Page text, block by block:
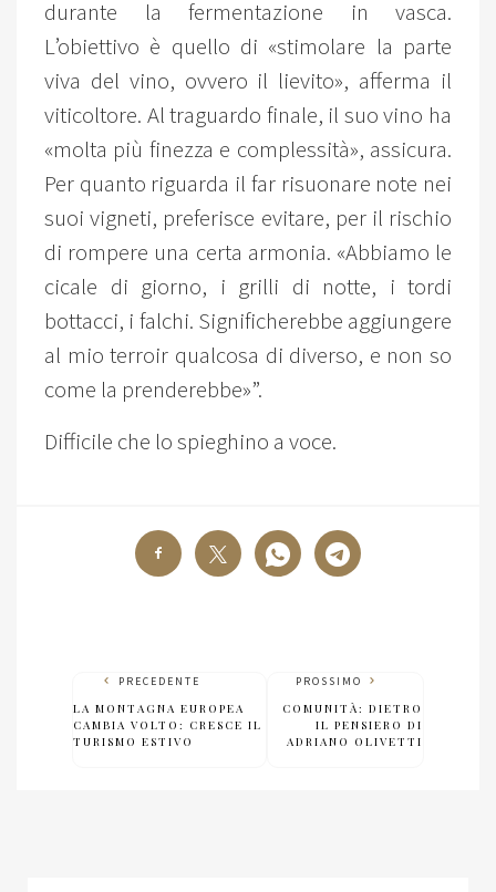
durante la fermentazione in vasca.
L’obiettivo è quello di «stimolare la parte
viva del vino, ovvero il lievito», afferma il
viticoltore. Al traguardo finale, il suo vino ha
«molta più finezza e complessità», assicura.
Per quanto riguarda il far risuonare note nei
suoi vigneti, preferisce evitare, per il rischio
di rompere una certa armonia. «Abbiamo le
cicale di giorno, i grilli di notte, i tordi
bottacci, i falchi. Significherebbe aggiungere
al mio terroir qualcosa di diverso, e non so
come la prenderebbe»”.
Difficile che lo spieghino a voce.
PRECEDENTE
LA MONTAGNA EUROPEA
CAMBIA VOLTO: CRESCE IL
TURISMO ESTIVO
PROSSIMO
COMUNITÀ: DIETRO
IL PENSIERO DI
ADRIANO OLIVETTI